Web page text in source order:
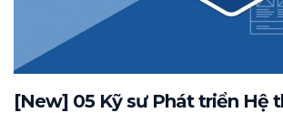
[New] 05 Kỹ sư Phát triển Hệ